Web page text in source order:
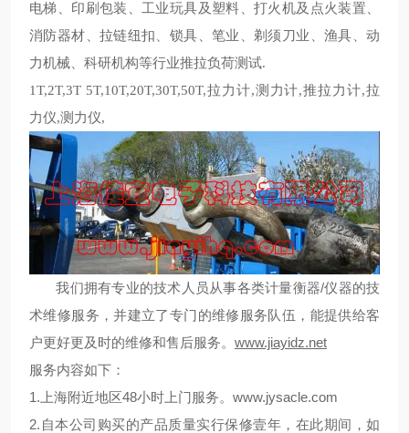
电梯、印刷包装、工业玩具及塑料、打火机及点火装置、
消防器材、拉链纽扣、锁具、笔业、剃须刀业、渔具、动
力机械、科研机构等行业推拉负荷测试.
1T,2T,3T 5T,10T,20T,30T,50T,拉力计,测力计,推拉力计,拉
力仪,测力仪,
我们拥有专业的技术人员从事各类计量衡器/仪器的技
术维修服务，并建立了专门的维修服务队伍，能提供给客
户更好更及时的维修和售后服务。 www.jiayidz.net
服务内容如下：
1.上海附近地区48小时上门服务。 www.jysacle.com
2.自本公司购买的产品质量实行保修壹年，在此期间，如